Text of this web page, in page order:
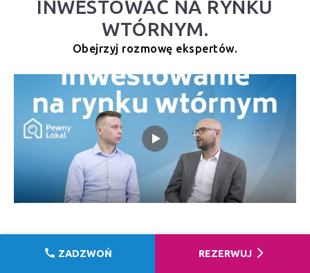
INWESTOWAĆ NA RYNKU
WTÓRNYM.
Obejrzyj rozmowę ekspertów.
call ZADZWOŃ REZERWUJ arrow_forward_ios